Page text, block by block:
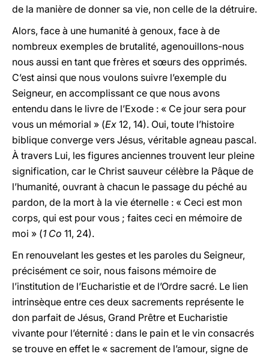
de la manière de donner sa vie, non celle de la détruire.
Alors, face à une humanité à genoux, face à de
nombreux exemples de brutalité, agenouillons-nous
nous aussi en tant que frères et sœurs des opprimés.
C’est ainsi que nous voulons suivre l’exemple du
Seigneur, en accomplissant ce que nous avons
entendu dans le livre de l’Exode : « Ce jour sera pour
vous un mémorial » (Ex 12, 14). Oui, toute l’histoire
biblique converge vers Jésus, véritable agneau pascal.
À travers Lui, les figures anciennes trouvent leur pleine
signification, car le Christ sauveur célèbre la Pâque de
l’humanité, ouvrant à chacun le passage du péché au
pardon, de la mort à la vie éternelle : « Ceci est mon
corps, qui est pour vous ; faites ceci en mémoire de
moi » (1 Co 11, 24).
En renouvelant les gestes et les paroles du Seigneur,
précisément ce soir, nous faisons mémoire de
l’institution de l’Eucharistie et de l’Ordre sacré. Le lien
intrinsèque entre ces deux sacrements représente le
don parfait de Jésus, Grand Prêtre et Eucharistie
vivante pour l’éternité : dans le pain et le vin consacrés
se trouve en effet le « sacrement de l’amour, signe de